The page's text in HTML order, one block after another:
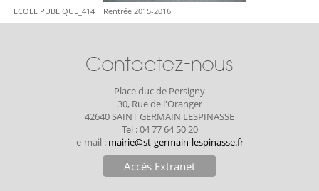
ECOLE PUBLIQUE_414 Rentrée 2015-2016
Contactez-nous
Place duc de Persigny
30, Rue de l'Oranger
42640 SAINT GERMAIN LESPINASSE
Tel : 04 77 64 50 20
e-mail : mairie@st-germain-lespinasse.fr
Accès Extranet